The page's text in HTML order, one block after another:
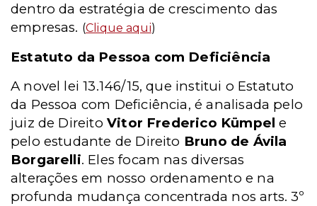
dentro da estratégia de crescimento das
empresas. (Clique aqui)
Estatuto da Pessoa com Deficiência
A novel lei 13.146/15, que institui o Estatuto
da Pessoa com Deficiência, é analisada pelo
juiz de Direito Vitor Frederico Kümpel e
pelo estudante de Direito Bruno de Ávila
Borgarelli. Eles focam nas diversas
alterações em nosso ordenamento e na
profunda mudança concentrada nos arts. 3º